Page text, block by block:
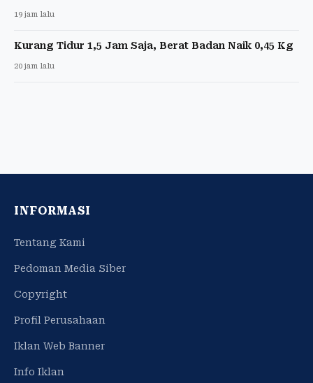
19 jam lalu
Kurang Tidur 1,5 Jam Saja, Berat Badan Naik 0,45 Kg
20 jam lalu
INFORMASI
Tentang Kami
Pedoman Media Siber
Copyright
Profil Perusahaan
Iklan Web Banner
Info Iklan